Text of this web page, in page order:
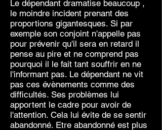
Le dépendant dramatise beaucoup ,
le moindre incident prenant des
proportions gigantesques. Si par
exemple son conjoint n'appelle pas
pour prévenir qu'il sera en retard il
pense au pire et ne comprend pas
pourquoi il le fait tant souffrir en ne
l'informant pas. Le dépendant ne vit
pas ces évènements comme des
difficultés. Ses problèmes lui
apportent le cadre pour avoir de
l'attention. Cela lui évite de se sentir
abandonné. Etre abandonné est plus